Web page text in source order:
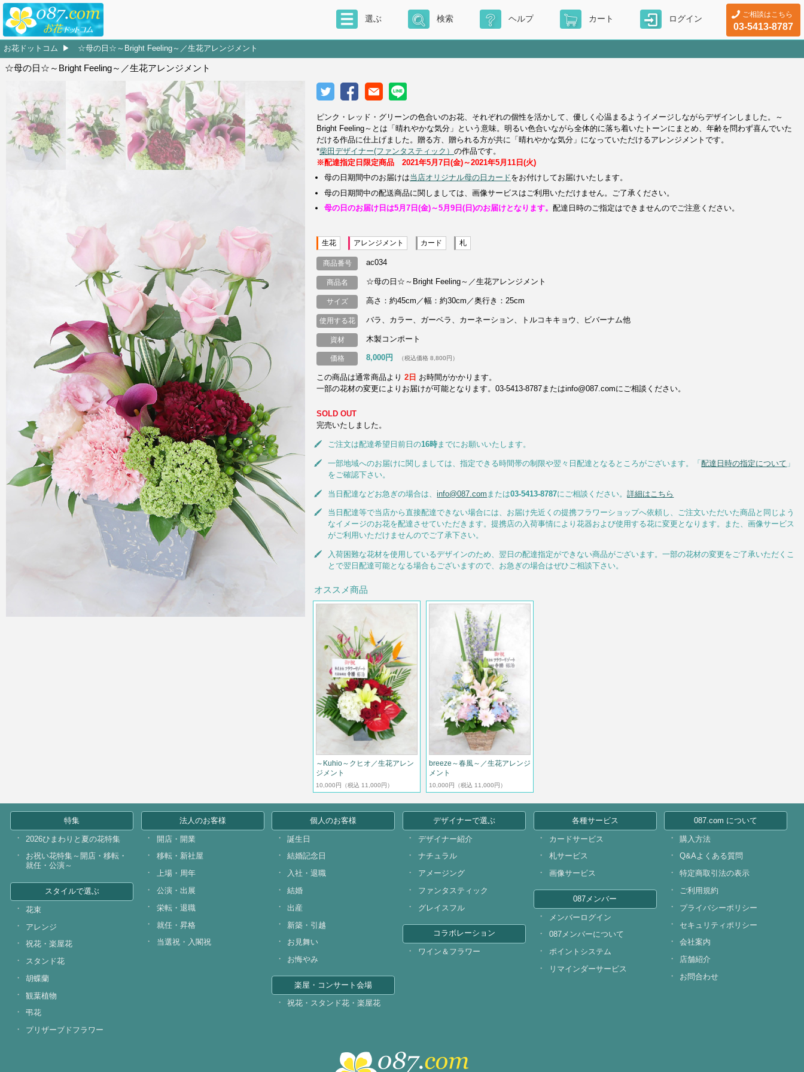
ご相談はこちら
03-5413-8787
選ぶ 検索 ヘルプ カート ログイン
お花ドットコム ☆母の日☆～Bright Feeling～／生花アレンジメント
☆母の日☆～Bright Feeling～／生花アレンジメント
ピンク・レッド・グリーンの色合いのお花、それぞれの個性を活かして、優しく心温まるようイメージしながらデザインしました。～
Bright Feeling～とは「晴れやかな気分」という意味。明るい色合いながら全体的に落ち着いたトーンにまとめ、年齢を問わず喜んでいた
だける作品に仕上げました。贈る方、贈られる方が共に「晴れやかな気分」になっていただけるアレンジメントです。
*柴田デザイナー(ファンタスティック）の作品です。
※配達指定日限定商品 2021年5月7日(金)～2021年5月11日(火)
母の日期間中のお届けは当店オリジナル母の日カードをお付けしてお届けいたします。
母の日期間中の配送商品に関しましては、画像サービスはご利用いただけません。ご了承ください。
母の日のお届け日は5月7日(金)～5月9日(日)のお届けとなります。 配達日時のご指定はできませんのでご注意ください。
生花 アレンジメント カード 札
商品番号 ac034
商品名 ☆母の日☆～Bright Feeling～／生花アレンジメント
サイズ 高さ：約45cm／幅：約30cm／奥行き：25cm
使用する花 バラ、カラー、ガーベラ、カーネーション、トルコキキョウ、ビバーナム他
資材 木製コンポート
価格 8,000円 （税込価格 8,800円）
この商品は通常商品より2日 お時間がかかります。
一部の花材の変更によりお届けが可能となります。03-5413-8787またはinfo@087.comにご相談ください。
SOLD OUT
完売いたしました。
ご注文は配達希望日前日の16時 までにお願いいたします。
一部地域へのお届けに関しましては、指定できる時間帯の制限や翌々日配達となるところがございます。「配達日時の指定について 」
をご確認下さい。
当日配達などお急ぎの場合は、info@087.com または03-5413-8787にご相談ください。詳細はこちら
当日配達等で当店から直接配達できない場合には、お届け先近くの提携フラワーショップへ依頼し、ご注文いただいた商品と同じよう
なイメージのお花を配達させていただきます。提携店の入荷事情により花器および使用する花に変更となります。また、画像サービス
がご利用いただけませんのでご了承下さい。
入荷困難な花材を使用しているデザインのため、翌日の配達指定ができない商品がございます。一部の花材の変更をご了承いただくこ
とで翌日配達可能となる場合もございますので、お急ぎの場合はぜひご相談下さい。
オススメ商品
～Kuhio～クヒオ／生花アレン
ジメント
10,000円 （税込 11,000円）
breeze～春風～／生花アレンジ
メント
10,000円 （税込 11,000円）
特集
2026ひまわりと夏の花特集
お祝い花特集～開店・移転・
就任・公演～
スタイルで選ぶ
花束
アレンジ
祝花・楽屋花
スタンド花
胡蝶蘭
観葉植物
弔花
プリザーブドフラワー
法人のお客様
開店・開業
移転・新社屋
上場・周年
公演・出展
栄転・退職
就任・昇格
当選祝・入閣祝
個人のお客様
誕生日
結婚記念日
入社・退職
結婚
出産
新築・引越
お見舞い
お悔やみ
楽屋・コンサート会場
祝花・スタンド花・楽屋花
デザイナーで選ぶ
デザイナー紹介
ナチュラル
アメージング
ファンタスティック
グレイスフル
コラボレーション
ワイン＆フラワー
各種サービス
カードサービス
札サービス
画像サービス
087メンバー
メンバーログイン
087メンバーについて
ポイントシステム
リマインダーサービス
087.com について
購入方法
Q&Aよくある質問
特定商取引法の表示
ご利用規約
プライバシーポリシー
セキュリティポリシー
会社案内
店舗紹介
お問合わせ